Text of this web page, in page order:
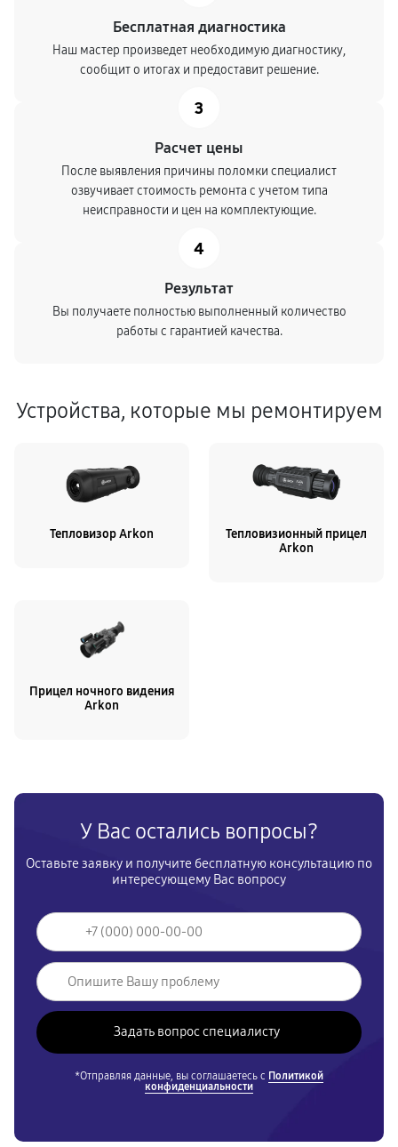
Бесплатная диагностика
Наш мастер произведет необходимую диагностику,
сообщит о итогах и предоставит решение.
3
Расчет цены
После выявления причины поломки специалист
озвучивает стоимость ремонта с учетом типа
неисправности и цен на комплектующие.
4
Результат
Вы получаете полностью выполненный количество
работы с гарантией качества.
Устройства, которые мы ремонтируем
Тепловизор Arkon
Тепловизионный прицел
Arkon
Прицел ночного видения
Arkon
У Вас остались вопросы?
Оставьте заявку и получите бесплатную консультацию по
интересующему Вас вопросу
*Отправляя данные, вы соглашаетесь с Политикой
конфиденциальности